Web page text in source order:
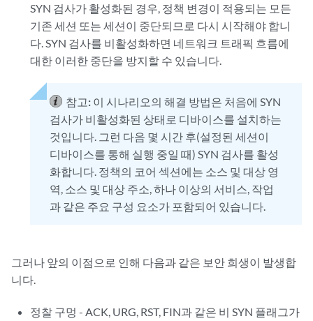
SYN 검사가 활성화된 경우, 정책 변경이 적용되는 모든
기존 세션 또는 세션이 중단되므로 다시 시작해야 합니
다. SYN 검사를 비활성화하면 네트워크 트래픽 흐름에
대한 이러한 중단을 방지할 수 있습니다.
참고: 이 시나리오의 해결 방법은 처음에 SYN
검사가 비활성화된 상태로 디바이스를 설치하는
것입니다. 그런 다음 몇 시간 후(설정된 세션이
디바이스를 통해 실행 중일 때) SYN 검사를 활성
화합니다. 정책의 코어 섹션에는 소스 및 대상 영
역, 소스 및 대상 주소, 하나 이상의 서비스, 작업
과 같은 주요 구성 요소가 포함되어 있습니다.
그러나 앞의 이점으로 인해 다음과 같은 보안 희생이 발생합
니다.
정찰 구멍 - ACK, URG, RST, FIN과 같은 비 SYN 플래그가